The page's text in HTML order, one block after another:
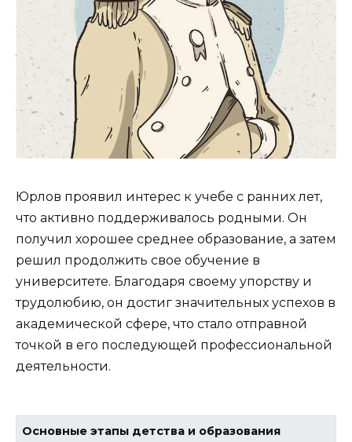
Юрлов проявил интерес к учебе с ранних лет,
что активно поддерживалось родными. Он
получил хорошее среднее образование, а затем
решил продолжить свое обучение в
университете. Благодаря своему упорству и
трудолюбию, он достиг значительных успехов в
академической сфере, что стало отправной
точкой в его последующей профессиональной
деятельности.
Основные этапы детства и образования